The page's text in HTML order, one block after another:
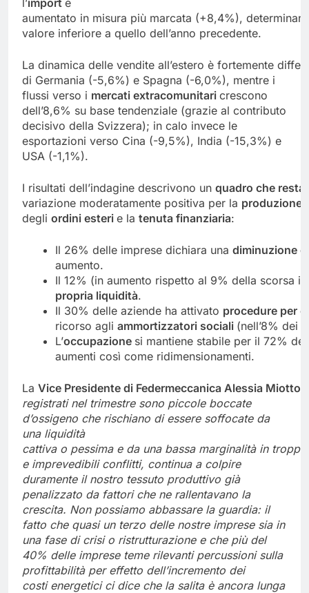
l’import è
aumentato in misura più marcata (+8,4%),
valore inferiore a quello dell’anno precedente.
La dinamica delle vendite all’estero è fortemente
di Germania (-5,6%) e Spagna (-6,0%), mentre i
flussi verso i mercati extracomunitari crescono
dell’8,6% su base tendenziale (grazie al contributo
decisivo della Svizzera); in calo invece le
esportazioni verso Cina (-9,5%), India (-15,3%) e
USA (-1,1%).
I risultati dell’indagine descrivono un quadro che resta
variazione moderatamente positiva per la produzione
degli ordini esteri e la tenuta finanziaria:
Il 26% delle imprese dichiara una diminuzione
aumento.
Il 12% (in aumento rispetto al 9% della scorsa
propria liquidità.
Il 30% delle aziende ha attivato procedure per
ricorso agli ammortizzatori sociali (nell’8% dei
L’occupazione si mantiene stabile per il 72%
aumenti così come ridimensionamenti.
La Vice Presidente di Federmeccanica Alessia Miotto
registrati nel trimestre sono piccole boccate
d’ossigeno che rischiano di essere soffocate da
una liquidità
cattiva o pessima e da una bassa marginalità in troppe
e imprevedibili conflitti, continua a colpire
duramente il nostro tessuto produttivo già
penalizzato da fattori che ne rallentavano la
crescita. Non possiamo abbassare la guardia: il
fatto che quasi un terzo delle nostre imprese sia in
una fase di crisi o ristrutturazione e che più del
40% delle imprese teme rilevanti percussioni sulla
profittabilità per effetto dell’incremento dei
costi energetici ci dice che la salita è ancora lunga